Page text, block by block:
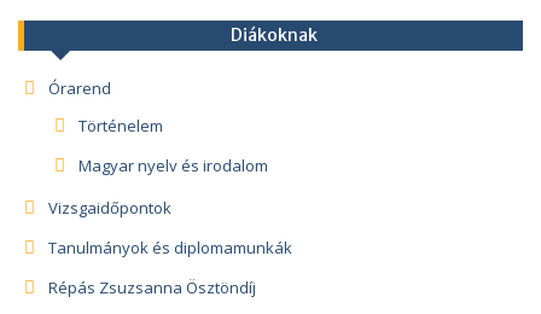
Diákoknak
Órarend
Történelem
Magyar nyelv és irodalom
Vizsgaidőpontok
Tanulmányok és diplomamunkák
Répás Zsuzsanna Ösztöndíj